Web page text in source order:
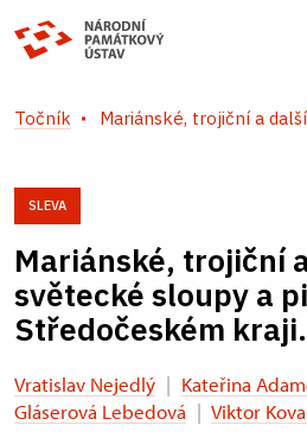
Točník Mariánské, trojiční a
SLEVA
Mariánské, trojiční
světecké sloupy a
Středočeském
Vratislav Nejedlý | Kateřina
Gláserová Lebedová | Viktor